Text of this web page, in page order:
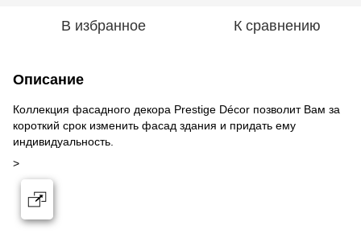
В избранное К сравнению
Описание
Коллекция фасадного декора Prestige Décor позволит Вам за
короткий срок изменить фасад здания и придать ему
индивидуальность.
>